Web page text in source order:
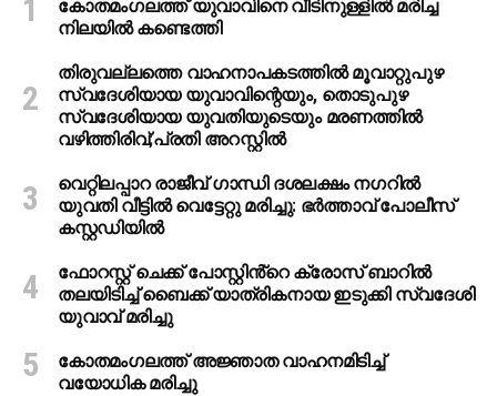
കോതമംഗലത്ത് യുവാവിനെ വീടിനുള്ളിൽ മരിച്ച
നിലയിൽ കണ്ടെത്തി
തിരുവല്ലത്തെ വാഹനാപകടത്തില്‍ മൂവാറ്റുപുഴ
സ്വദേശിയായ യുവാവിന്റെയും, തൊടുപുഴ
സ്വദേശിയായ യുവതിയുടെയും മരണത്തില്‍
വഴിത്തിരിവ്;പ്രതി അറസ്റ്റില്‍
വെറ്റിലപ്പാറ രാജീവ് ഗാന്ധി ദശലക്ഷം നഗറിൽ
യുവതി വീട്ടിൽ വെട്ടേറ്റു മരിച്ചു: ഭർത്താവ് പോലീസ്
കസ്റ്റഡിയിൽ
ഫോറസ്റ്റ് ചെക്ക് പോസ്റ്റിൻ്റെ ക്രോസ് ബാറില്‍
തലയിടിച്ച് ബൈക്ക് യാത്രികനായ ഇടുക്കി സ്വദേശി
യുവാവ് മരിച്ചു
കോതമംഗലത്ത് അജ്ഞാത വാഹനമിടിച്ച്
വയോധിക മരിച്ചു